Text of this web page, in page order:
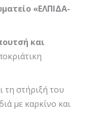
«ΕΛΠΙΔΑ-
και
τη στήριξή του
με καρκίνο και